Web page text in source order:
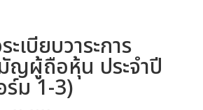
เบียบวาระการ
ญผู้ถือหุ้น ประจำปี
ม 1-3)